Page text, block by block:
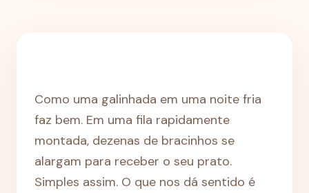
Como uma galinhada em uma noite fria
faz bem. Em uma fila rapidamente
montada, dezenas de bracinhos se
alargam para receber o seu prato.
Simples assim. O que nos dá sentido é